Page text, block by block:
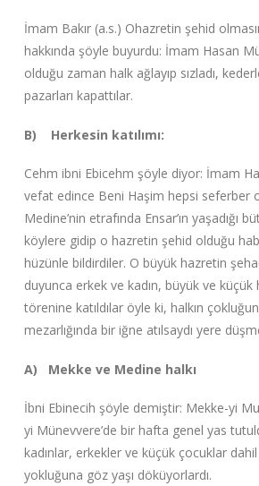
İmam Bakır (a.s.) Ohazretin şehid
hakkında şöyle buyurdu: İmam Hasan
olduğu zaman halk ağlayıp sızladı,
pazarları kapattılar.
B) Herkesin katılımı:
Cehm ibni Ebicehm şöyle diyor: İmam
vefat edince Beni Haşim hepsi seferber
Medine’nin etrafında Ensar’ın yaşadığı
köylere gidip o hazretin şehid olduğu
hüzünle bildirdiler. O büyük hazretin
duyunca erkek ve kadın, büyük ve küçük
törenine katıldılar öyle ki, halkın
mezarlığında bir iğne atılsaydı yere
A) Mekke ve Medine halkı
İbni Ebinecih şöyle demiştir: Mekke-yi
yi Münevvere’de bir hafta genel yas
kadınlar, erkekler ve küçük çocuklar
yokluğuna göz yaşı döküyorlardı.